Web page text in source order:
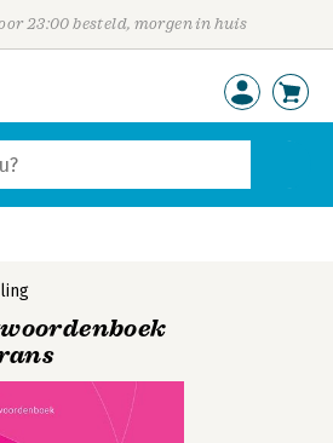
23:00 besteld, morgen in huis